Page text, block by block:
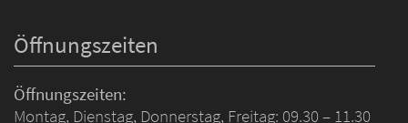
Öffnungszeiten
Öffnungszeiten:
Montag, Dienstag, Donnerstag, Freitag: 09.30 – 11.30